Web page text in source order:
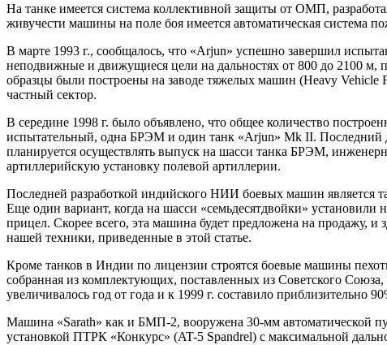
На танке имеется система коллективной защиты от ОМП,
живучести машины на поле боя имеется автоматическая система
В марте 1993 г., сообщалось, что «Arjun» успешно завершил
неподвижные и движущиеся цели на дальностях от 800 до 2100 м,
образцы были построены на заводе тяжелых машин (Heavy Vehicle
частный сектор.
В середине 1998 г. было объявлено, что общее количество
испытательный, одна БРЭМ и один танк «Arjun» Mk II. Последний
планируется осуществлять выпуск на шасси танка БРЭМ,
артиллерийскую установку полевой артиллерии.
Последней разработкой индийского НИИ боевых машин является
Еще один вариант, когда на шасси «семьдесятдвойки»
прицел. Скорее всего, эта машина будет предложена на продажу,
нашей техники, приведенные в этой статье.
Кроме танков в Индии по лицензии строятся боевые машины
собранная из комплектующих, поставленных из Советского
увеличивалось год от года и к 1999 г. составило приблизительно
Машина «Sarath» как и БМП-2, вооружена 30-мм автоматической
установкой ПТРК «Конкурс» (AT-5 Spandrel) с максимальной